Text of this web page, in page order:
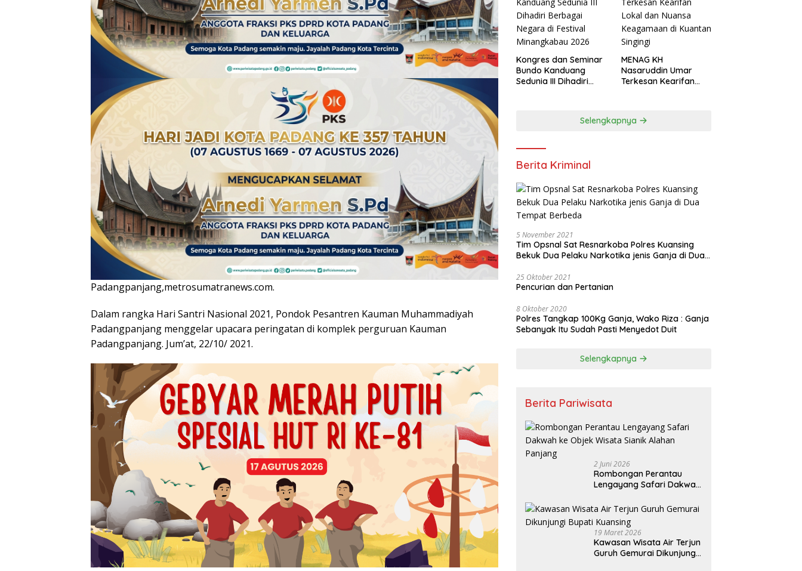
Padangpanjang,metrosumatranews.com.
Dalam rangka Hari Santri Nasional 2021, Pondok Pesantren Kauman Muhammadiyah
Padangpanjang menggelar upacara peringatan di komplek perguruan Kauman
Padangpanjang. Jum’at, 22/10/ 2021.
Kongres dan Seminar
Bundo Kanduang
Sedunia III Dihadiri
MENAG KH
Nasaruddin Umar
Terkesan Kearifan
Selengkapnya
Berita Kriminal
5 November 2021
Tim Opsnal Sat Resnarkoba Polres Kuansing
Bekuk Dua Pelaku Narkotika jenis Ganja di Dua
25 Oktober 2021
Pencurian dan Pertanian
8 Oktober 2020
Polres Tangkap 100Kg Ganja, Wako Riza : Ganja
Sebanyak Itu Sudah Pasti Menyedot Duit
Selengkapnya
Berita Pariwisata
2 Juni 2026
Rombongan Perantau
Lengayang Safari Dakwah
Alahan Panjang
19 Maret 2026
Kawasan Wisata Air Terjun
Guruh Gemurai Dikunjungi